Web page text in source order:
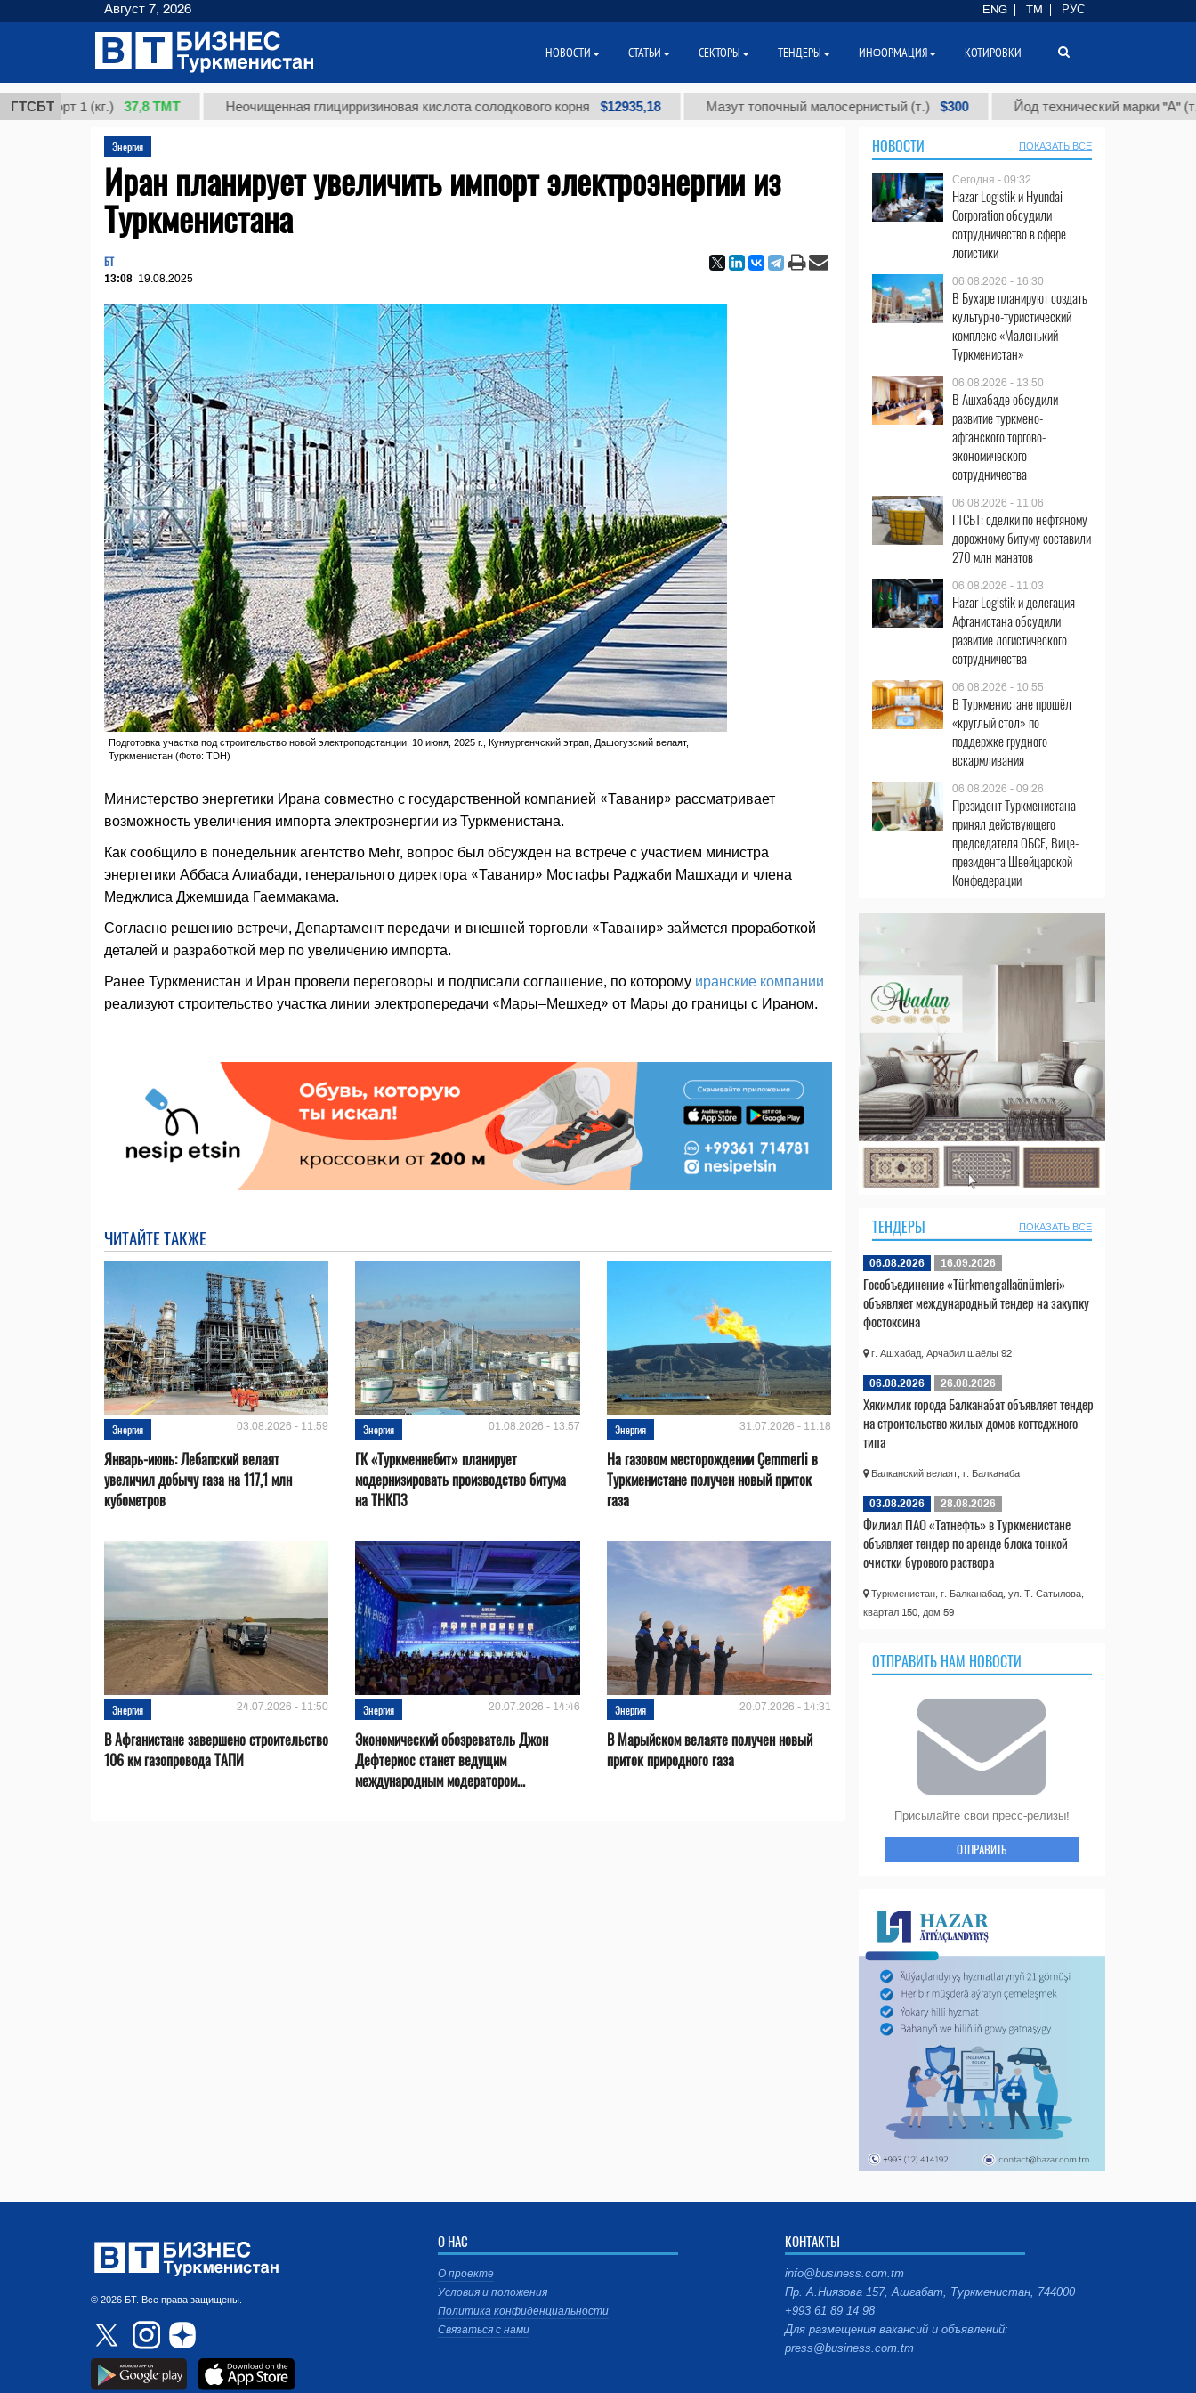
ГТСБТ
1 (кг.) 37,8 ТМТ Неочищенная глицирризиновая кислота солодкового корня $12935,18 Мазут топочный малосернистый (т.) $300 Йод технический марки "А" (т.) $86
Энергия
Иран планирует увеличить импорт электроэнергии из
Туркменистана
БТ
13:08 19.08.2025
Подготовка участка под строительство новой электроподстанции, 10 июня, 2025 г., Куняургенчский этрап, Дашогузский велаят,
Туркменистан (Фото: TDH)
Министерство энергетики Ирана совместно с государственной компанией «Таванир» рассматривает
возможность увеличения импорта электроэнергии из Туркменистана.
Как сообщило в понедельник агентство Mehr, вопрос был обсужден на встрече с участием министра
энергетики Аббаса Алиабади, генерального директора «Таванир» Мостафы Раджаби Машхади и члена
Меджлиса Джемшида Гаеммакама.
Согласно решению встречи, Департамент передачи и внешней торговли «Таванир» займется проработкой
деталей и разработкой мер по увеличению импорта.
Ранее Туркменистан и Иран провели переговоры и подписали соглашение, по которому иранские компании
реализуют строительство участка линии электропередачи «Мары–Мешхед» от Мары до границы с Ираном.
ЧИТАЙТЕ ТАКЖЕ
Энергия 03.08.2026 - 11:59
Январь-июнь: Лебапский велаят
увеличил добычу газа на 117,1 млн
кубометров
Энергия 01.08.2026 - 13:57
ГК «Туркменнебит» планирует
модернизировать производство битума
на ТНКПЗ
Энергия 31.07.2026 - 11:18
На газовом месторождении Çemmerli в
Туркменистане получен новый приток
газа
Энергия 24.07.2026 - 11:50
В Афганистане завершено строительство
106 км газопровода ТАПИ
Энергия 20.07.2026 - 14:46
Экономический обозреватель Джон
Дефтериос станет ведущим
международным модератором...
Энергия 20.07.2026 - 14:31
В Марыйском велаяте получен новый
приток природного газа
НОВОСТИ ПОКАЗАТЬ ВСЕ
Сегодня - 09:32
Hazar Logistik и Hyundai
Corporation обсудили
сотрудничество в сфере
логистики
06.08.2026 - 16:30
В Бухаре планируют создать
культурно-туристический
комплекс «Маленький
Туркменистан»
06.08.2026 - 13:50
В Ашхабаде обсудили
развитие туркмено-
афганского торгово-
экономического
сотрудничества
06.08.2026 - 11:06
ГТСБТ: сделки по нефтяному
дорожному битуму составили
270 млн манатов
06.08.2026 - 11:03
Hazar Logistik и делегация
Афганистана обсудили
развитие логистического
сотрудничества
06.08.2026 - 10:55
В Туркменистане прошёл
«круглый стол» по
поддержке грудного
вскармливания
06.08.2026 - 09:26
Президент Туркменистана
принял действующего
председателя ОБСЕ, Вице-
президента Швейцарской
Конфедерации
ТЕНДЕРЫ ПОКАЗАТЬ ВСЕ
06.08.2026 16.09.2026
Гособъединение «Türkmengallaönümleri»
объявляет международный тендер на закупку
фостоксина
г. Ашхабад, Арчабил шаёлы 92
06.08.2026 26.08.2026
Хякимлик города Балканабат объявляет тендер
на строительство жилых домов коттеджного
типа
Балканский велаят, г. Балканабат
03.08.2026 28.08.2026
Филиал ПАО «Татнефть» в Туркменистане
объявляет тендер по аренде блока тонкой
очистки бурового раствора
Туркменистан, г. Балканабад, ул. Т. Сатылова,
квартал 150, дом 59
ОТПРАВИТЬ НАМ НОВОСТИ
Присылайте свои пресс-релизы!
ОТПРАВИТЬ
© 2026 БТ. Все права защищены.
О НАС
О проекте
Условия и положения
Политика конфиденциальности
Связаться с нами
КОНТАКТЫ
info@business.com.tm
Пр. А.Ниязова 157, Ашгабат, Туркменистан, 744000
+993 61 89 14 98
Для размещения вакансий и объявлений:
press@business.com.tm
Август 7, 2026 ENG TM РУС
НОВОСТИ СТАТЬИ СЕКТОРЫ ТЕНДЕРЫ ИНФОРМАЦИЯ КОТИРОВКИ